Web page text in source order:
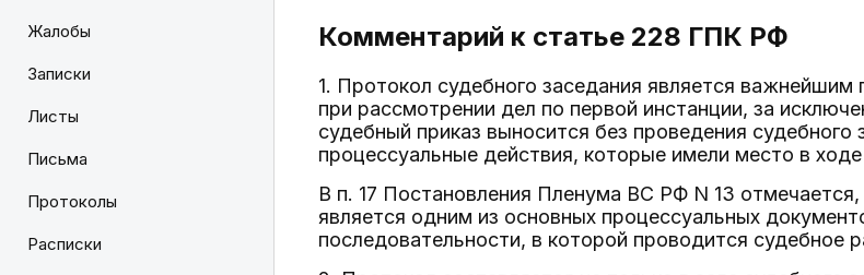
Жалобы
Записки
Листы
Письма
Протоколы
Расписки
Комментарий к статье 228 ГПК РФ
1. Протокол судебного заседания является
при рассмотрении дел по первой инстанции, за
судебный приказ выносится без проведения
процессуальные действия, которые имели место в
В п. 17 Постановления Пленума ВС РФ N 13
является одним из основных процессуальных
последовательности, в которой проводится судебное